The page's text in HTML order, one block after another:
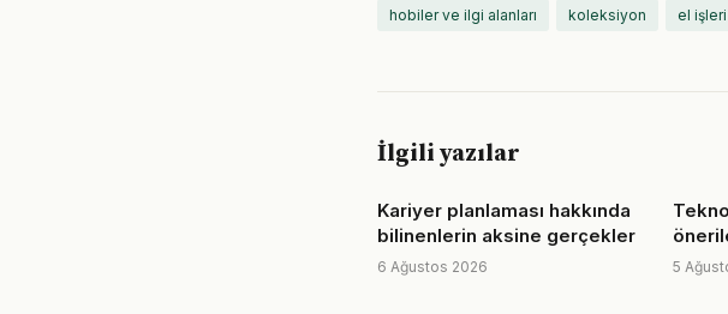
hobiler ve ilgi alanları koleksiyon el işleri
İlgili yazılar
Kariyer planlaması hakkında
bilinenlerin aksine gerçekler
6 Ağustos 2026 5